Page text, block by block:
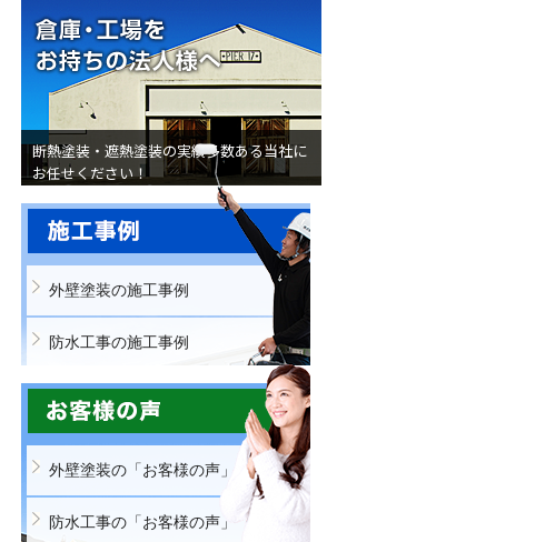
断熱塗装・遮熱塗装の実績多数ある当社に
お任せください！
外壁塗装の施工事例
防水工事の施工事例
屋根修理の施工事例
外壁塗装の「お客様の声」
防水工事の「お客様の声」